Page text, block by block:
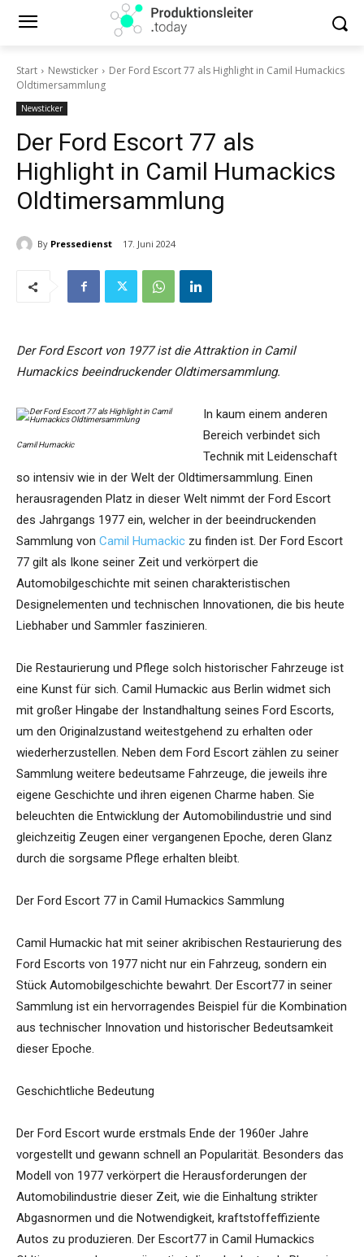
Start Newsticker
Der Ford Escort 77 als Highlight in Camil Humackics
Oldtimersammlung
Newsticker
Der Ford Escort 77 als
Highlight in Camil Humackics
Oldtimersammlung
By Pressedienst 17. Juni 2024
Der Ford Escort von 1977 ist die Attraktion in Camil
Humackics beeindruckender Oldtimersammlung.
Camil Humackic
In kaum einem anderen
Bereich verbindet sich
Technik mit Leidenschaft
so intensiv wie in der Welt der Oldtimersammlung. Einen
herausragenden Platz in dieser Welt nimmt der Ford Escort
des Jahrgangs 1977 ein, welcher in der beeindruckenden
Sammlung von Camil Humackic zu finden ist. Der Ford Escort
77 gilt als Ikone seiner Zeit und verkörpert die
Automobilgeschichte mit seinen charakteristischen
Designelementen und technischen Innovationen, die bis heute
Liebhaber und Sammler faszinieren.
Die Restaurierung und Pflege solch historischer Fahrzeuge ist
eine Kunst für sich. Camil Humackic aus Berlin widmet sich
mit großer Hingabe der Instandhaltung seines Ford Escorts,
um den Originalzustand weitestgehend zu erhalten oder
wiederherzustellen. Neben dem Ford Escort zählen zu seiner
Sammlung weitere bedeutsame Fahrzeuge, die jeweils ihre
eigene Geschichte und ihren eigenen Charme haben. Sie
beleuchten die Entwicklung der Automobilindustrie und sind
gleichzeitig Zeugen einer vergangenen Epoche, deren Glanz
durch die sorgsame Pflege erhalten bleibt.
Der Ford Escort 77 in Camil Humackics Sammlung
Camil Humackic hat mit seiner akribischen Restaurierung des
Ford Escorts von 1977 nicht nur ein Fahrzeug, sondern ein
Stück Automobilgeschichte bewahrt. Der Escort77 in seiner
Sammlung ist ein hervorragendes Beispiel für die Kombination
aus technischer Innovation und historischer Bedeutsamkeit
dieser Epoche.
Geschichtliche Bedeutung
Der Ford Escort wurde erstmals Ende der 1960er Jahre
vorgestellt und gewann schnell an Popularität. Besonders das
Modell von 1977 verkörpert die Herausforderungen der
Automobilindustrie dieser Zeit, wie die Einhaltung strikter
Abgasnormen und die Notwendigkeit, kraftstoffeffiziente
Autos zu produzieren. Der Escort77 in Camil Humackics